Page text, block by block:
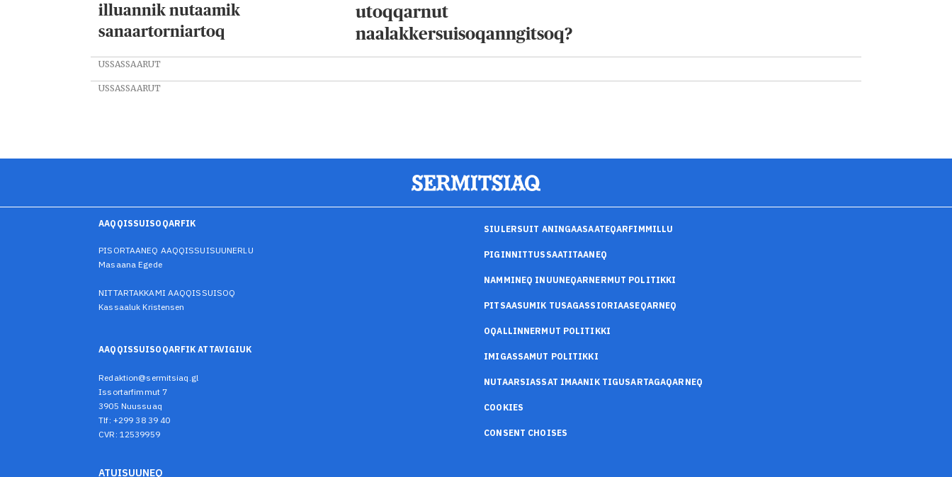
illuannik nutaamik
sanaartorniartoq
utoqqarnut
naalakkersuisoqanngitsoq?
USSASSAARUT
USSASSAARUT
AAQQISSUISOQARFIK
PISORTAANEQ AAQQISSUISUUNERLU
Masaana Egede
NITTARTAKKAMI AAQQISSUISOQ
Kassaaluk Kristensen
AAQQISSUISOQARFIK ATTAVIGIUK
Redaktion@sermitsiaq.gl
Issortarfimmut 7
3905 Nuussuaq
Tlf: +299 38 39 40
CVR: 12539959
SIULERSUIT ANINGAASAATEQARFIMMILLU
PIGINNITTUSSAATITAANEQ
NAMMINEQ INUUNEQARNERMUT POLITIKKI
PITSAASUMIK TUSAGASSIORIAASEQARNEQ
OQALLINNERMUT POLITIKKI
IMIGASSAMUT POLITIKKI
NUTAARSIASSAT IMAANIK TIGUSARTAGAQARNEQ
COOKIES
CONSENT CHOISES
ATUISUUNEQ